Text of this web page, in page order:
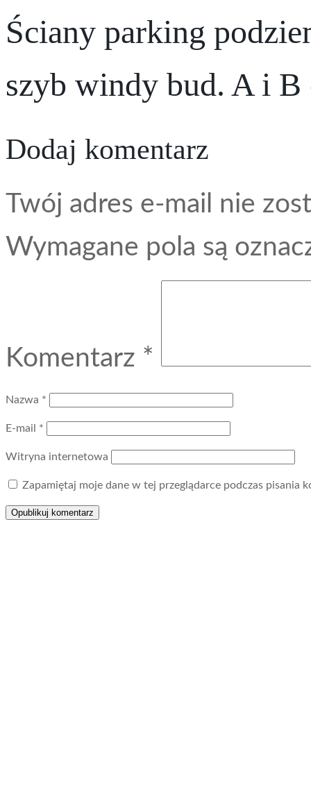
Ściany parking
szyb windy bud. A i B
Dodaj komentarz
Twój adres e-mail nie
Wymagane pola są
Komentarz *
Nazwa *
E-mail *
Witryna internetowa
Zapamiętaj moje dane w tej przeglądarce podczas pisania